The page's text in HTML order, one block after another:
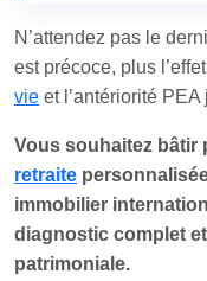
N’attendez pas le
est précoce, plus
vie et l’antériorité
Vous souhaitez bâtir
retraite
immobilier
diagnostic complet
patrimoniale.